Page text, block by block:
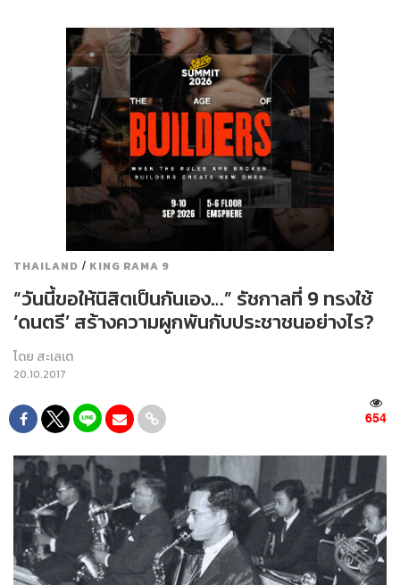
THAILAND / KING RAMA 9
“วันนี้ขอให้นิสิตเป็นกันเอง…” รัชกาลที่ 9 ทรงใช้
‘ดนตรี’ สร้างความผูกพันกับประชาชนอย่างไร?
โดย สะเลเต
20.10.2017
654